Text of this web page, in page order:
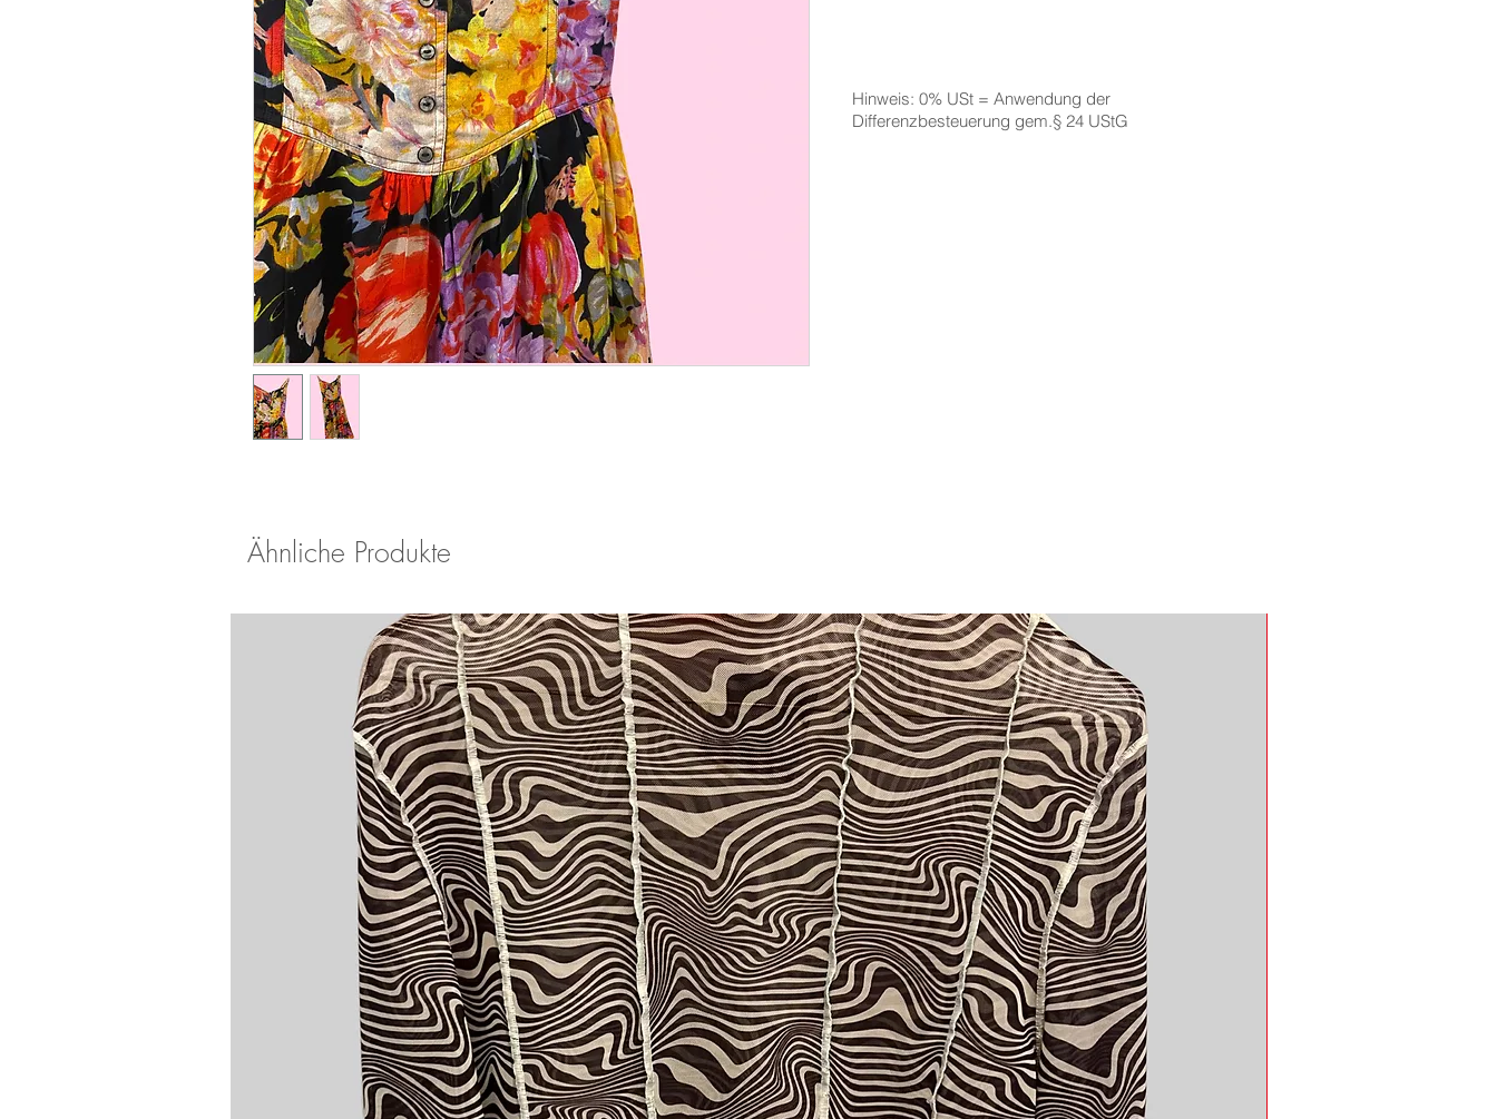
Hinweis: 0% USt = Anwendung der
Differenzbesteuerung gem.§ 24 UStG
Ähnliche Produkte